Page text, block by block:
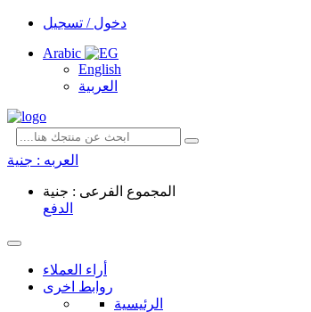
دخول / تسجيل
Arabic
English
العربية
العربه : جنية
المجموع الفرعى : جنية
الدفع
أراء العملاء
روابط اخرى
الرئيسية